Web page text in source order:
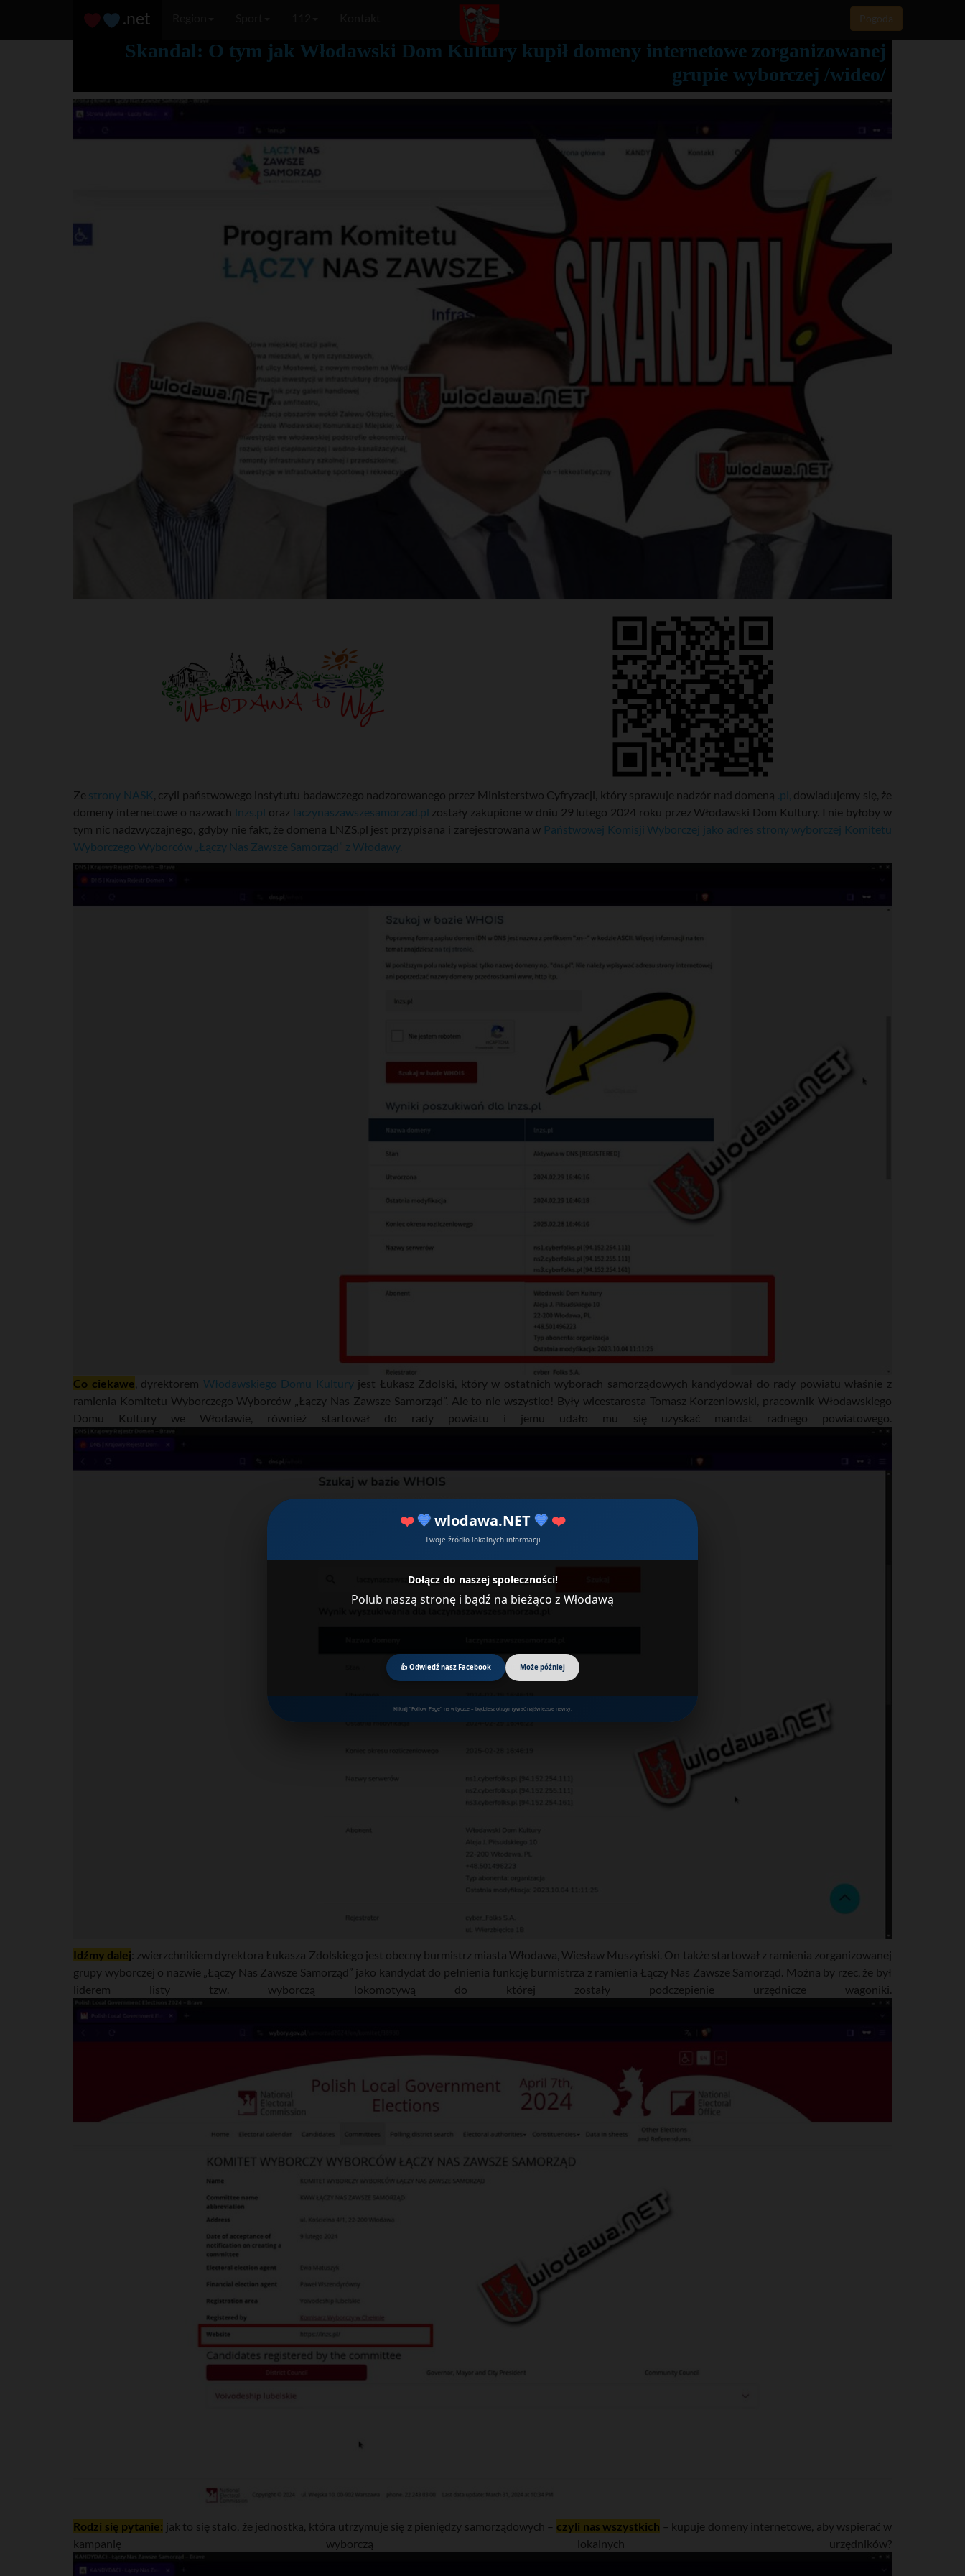
.net Pogoda
❤️ 💙wlodawa.NET 💙 ❤️
Twoje źródło lokalnych informacji
Dołącz do naszej społeczności!
Polub naszą stronę i bądź na bieżąco z Włodawą
👍 Odwiedź nasz Facebook Może później
Kliknij "Follow Page" na wtyczce – będziesz otrzymywać najświeższe newsy.
Skandal: O tym jak Włodawski Dom Kultury kupił domeny internetowe zorganizowanej
grupie wyborczej /wideo/
Ze strony NASK , czyli państwowego instytutu badawczego nadzorowanego przez Ministerstwo Cyfryzacji, który sprawuje nadzór nad domeną .pl, dowiadujemy się, że
domeny internetowe o nazwach lnzs.pl oraz laczynaszawszesamorzad.pl zostały zakupione w dniu 29 lutego 2024 roku przez Włodawski Dom Kultury. I nie byłoby w
tym nic nadzwyczajnego, gdyby nie fakt, że domena LNZS.pl jest przypisana i zarejestrowana w Państwowej Komisji Wyborczej jako adres strony wyborczej Komitetu
Wyborczego Wyborców „Łączy Nas Zawsze Samorząd” z Włodawy.
Co ciekawe , dyrektorem Włodawskiego Domu Kulturyjest Łukasz Zdolski, który w ostatnich wyborach samorządowych kandydował do rady powiatu właśnie z
ramienia Komitetu Wyborczego Wyborców „Łączy Nas Zawsze Samorząd”. Ale to nie wszystko! Były wicestarosta Tomasz Korzeniowski, pracownik Włodawskiego
Domu Kultury we Włodawie, również startował do rady powiatu i jemu udało mu się uzyskać mandat radnego powiatowego.
Idźmy dalej: zwierzchnikiem dyrektora Łukasza Zdolskiego jest obecny burmistrz miasta Włodawa, Wiesław Muszyński. On także startował z ramienia zorganizowanej
grupy wyborczej o nazwie „Łączy Nas Zawsze Samorząd” jako kandydat do pełnienia funkcję burmistrza z ramienia Łączy Nas Zawsze Samorząd. Można by rzec, że był
liderem listy tzw. wyborczą lokomotywą do której zostały podczepienie urzędnicze wagoniki.
Rodzi się pytanie: jak to się stało, że jednostka, która utrzymuje się z pieniędzy samorządowych – czyli nas wszystkich – kupuje domeny internetowe, aby wspierać w
kampanię wyborczą lokalnych urzędników?